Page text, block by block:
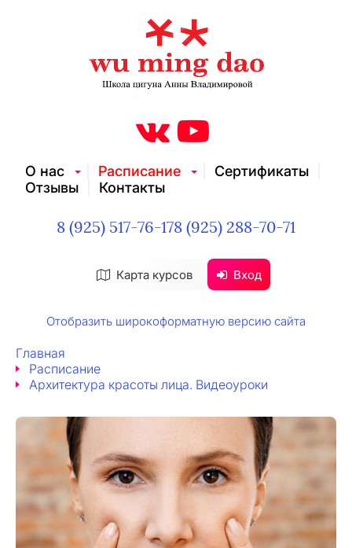
О нас Расписание
Сертификаты
Отзывы
Контакты
Карта курсов Вход
8 (925) 517-76-178 (925) 288-70-71
Отобразить широкоформатную версию сайта
Главная
Расписание
Архитектура красоты лица. Видеоуроки